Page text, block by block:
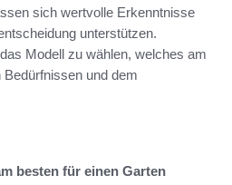
sich wertvolle Erkenntnisse
unterstützen.
Modell zu wählen, welches am
und dem
besten für einen Garten